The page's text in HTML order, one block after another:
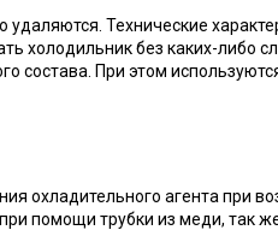
Технические
холодильник без каких-либо
состава. При этом
охладительного агента при
помощи трубки из меди, так